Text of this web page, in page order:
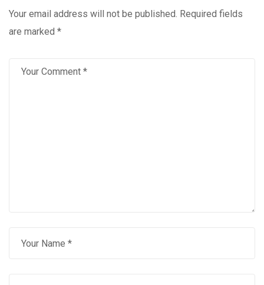
Your email address will not be published. Required fields
are marked *